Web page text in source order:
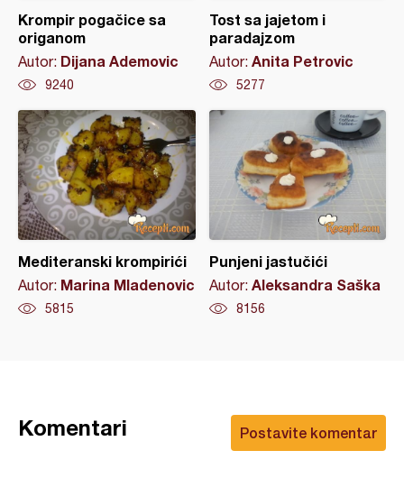
Krompir pogačice sa
origanom
Autor: Dijana Ademovic
9240
Tost sa jajetom i
paradajzom
Autor: Anita Petrovic
5277
Mediteranski krompirići
Autor: Marina Mladenovic
5815
Punjeni jastučići
Autor: Aleksandra Saška
8156
Postavite komentar
Komentari